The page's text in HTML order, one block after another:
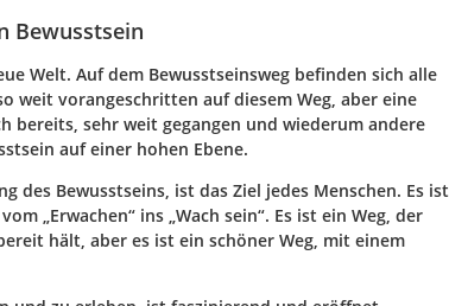
Bewusstsein
Welt. Auf dem Bewusstseinsweg befinden sich alle
weit vorangeschritten auf diesem Weg, aber eine
bereits, sehr weit gegangen und wiederum andere
auf einer hohen Ebene.
des Bewusstseins, ist das Ziel jedes Menschen. Es ist
„Erwachen“ ins „Wach sein“. Es ist ein Weg, der
hält, aber es ist ein schöner Weg, mit einem